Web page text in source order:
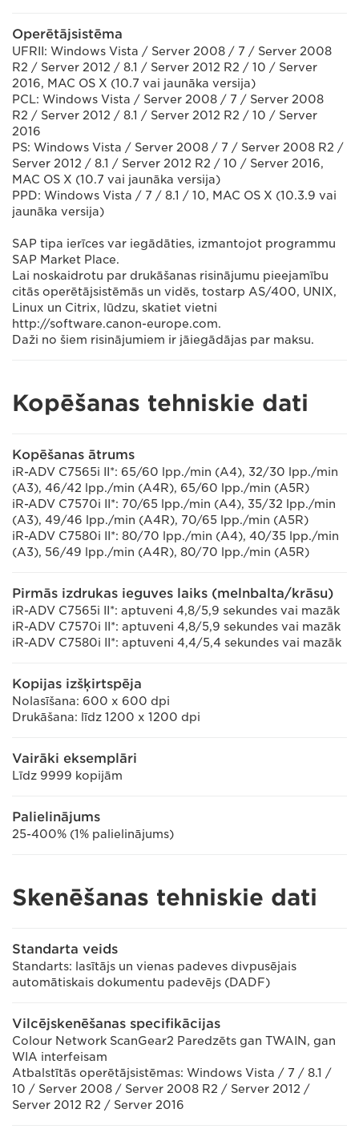
Operētājsistēma
UFRII: Windows Vista / Server 2008 / 7 / Server 2008
R2 / Server 2012 / 8.1 / Server 2012 R2 / 10 / Server
2016, MAC OS X (10.7 vai jaunāka versija)
PCL: Windows Vista / Server 2008 / 7 / Server 2008
R2 / Server 2012 / 8.1 / Server 2012 R2 / 10 / Server
2016
PS: Windows Vista / Server 2008 / 7 / Server 2008 R2 /
Server 2012 / 8.1 / Server 2012 R2 / 10 / Server 2016,
MAC OS X (10.7 vai jaunāka versija)
PPD: Windows Vista / 7 / 8.1 / 10, MAC OS X (10.3.9 vai
jaunāka versija)
SAP tipa ierīces var iegādāties, izmantojot programmu
SAP Market Place.
Lai noskaidrotu par drukāšanas risinājumu pieejamību
citās operētājsistēmās un vidēs, tostarp AS/400, UNIX,
Linux un Citrix, lūdzu, skatiet vietni
http://software.canon-europe.com.
Daži no šiem risinājumiem ir jāiegādājas par maksu.
Kopēšanas tehniskie dati
Kopēšanas ātrums
iR-ADV C7565i II*: 65/60 lpp./min (A4), 32/30 lpp./min
(A3), 46/42 lpp./min (A4R), 65/60 lpp./min (A5R)
iR-ADV C7570i II*: 70/65 lpp./min (A4), 35/32 lpp./min
(A3), 49/46 lpp./min (A4R), 70/65 lpp./min (A5R)
iR-ADV C7580i II*: 80/70 lpp./min (A4), 40/35 lpp./min
(A3), 56/49 lpp./min (A4R), 80/70 lpp./min (A5R)
Pirmās izdrukas ieguves laiks (melnbalta/krāsu)
iR-ADV C7565i II*: aptuveni 4,8/5,9 sekundes vai mazāk
iR-ADV C7570i II*: aptuveni 4,8/5,9 sekundes vai mazāk
iR-ADV C7580i II*: aptuveni 4,4/5,4 sekundes vai mazāk
Kopijas izšķirtspēja
Nolasīšana: 600 x 600 dpi
Drukāšana: līdz 1200 x 1200 dpi
Vairāki eksemplāri
Līdz 9999 kopijām
Palielinājums
25-400% (1% palielinājums)
Skenēšanas tehniskie dati
Standarta veids
Standarts: lasītājs un vienas padeves divpusējais
automātiskais dokumentu padevējs (DADF)
Vilcējskenēšanas specifikācijas
Colour Network ScanGear2 Paredzēts gan TWAIN, gan
WIA interfeisam
Atbalstītās operētājsistēmas: Windows Vista / 7 / 8.1 /
10 / Server 2008 / Server 2008 R2 / Server 2012 /
Server 2012 R2 / Server 2016